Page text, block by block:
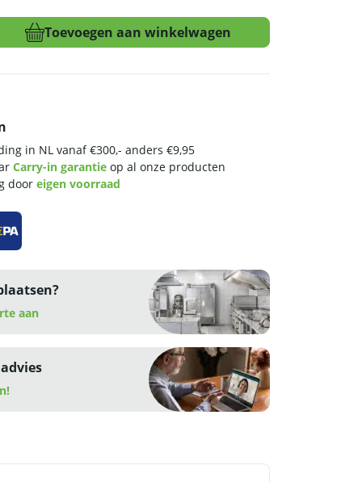
Toevoegen aan winkelwagen
in NL vanaf €300,- anders €9,95
Carry-in garantie op al onze producten
door eigen voorraad
aan